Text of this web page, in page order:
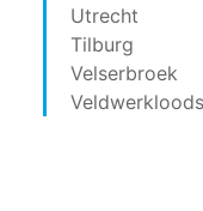
Utrecht
Tilburg
Velserbroek